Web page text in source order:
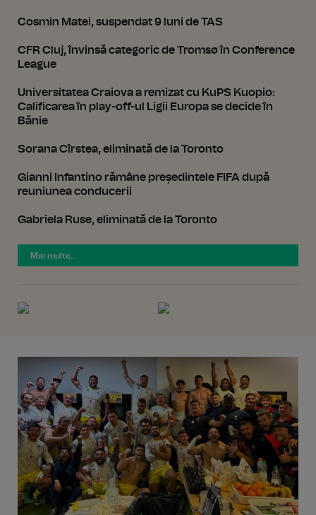
Cosmin Matei, suspendat 9 luni de TAS
CFR Cluj, învinsă categoric de Tromsø în Conference
League
Universitatea Craiova a remizat cu KuPS Kuopio:
Calificarea în play-off-ul Ligii Europa se decide în
Bănie
Sorana Cîrstea, eliminată de la Toronto
Gianni Infantino rămâne președintele FIFA după
reuniunea conducerii
Gabriela Ruse, eliminată de la Toronto
Mai multe...